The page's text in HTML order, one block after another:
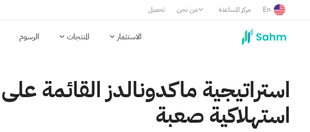
تحميل من نحن مركز المساعدة En
الاستثمار المنتجات الرسوم
استراتيجية ماكدونالدز القائمة
استهلاكية صعبة